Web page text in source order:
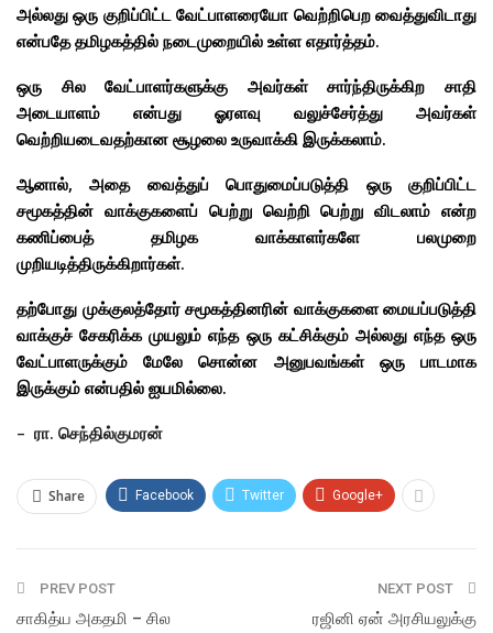
அல்லது ஒரு குறிப்பிட்ட வேட்பாளரையோ வெற்றிபெற வைத்துவிடாது
என்பதே தமிழகத்தில் நடைமுறையில் உள்ள எதார்த்தம்.
ஒரு சில வேட்பாளர்களுக்கு அவர்கள் சார்ந்திருக்கிற சாதி
அடையாளம் என்பது ஓரளவு வலுச்சேர்த்து அவர்கள்
வெற்றியடைவதற்கான சூழலை உருவாக்கி இருக்கலாம்.
ஆனால், அதை வைத்துப் பொதுமைப்படுத்தி ஒரு குறிப்பிட்ட
சமூகத்தின் வாக்குகளைப் பெற்று வெற்றி பெற்று விடலாம் என்ற
கணிப்பைத் தமிழக வாக்காளர்களே பலமுறை
முறியடித்திருக்கிறார்கள்.
தற்போது முக்குலத்தோர் சமூகத்தினரின் வாக்குகளை மையப்படுத்தி
வாக்குச் சேகரிக்க முயலும் எந்த ஒரு கட்சிக்கும் அல்லது எந்த ஒரு
வேட்பாளருக்கும் மேலே சொன்ன அனுபவங்கள் ஒரு பாடமாக
இருக்கும் என்பதில் ஐயமில்லை.
– ரா. செந்தில்குமரன்
Share Facebook Twitter Google+
PREV POST
சாகித்ய அகதமி – சில
NEXT POST
ரஜினி ஏன் அரசியலுக்கு